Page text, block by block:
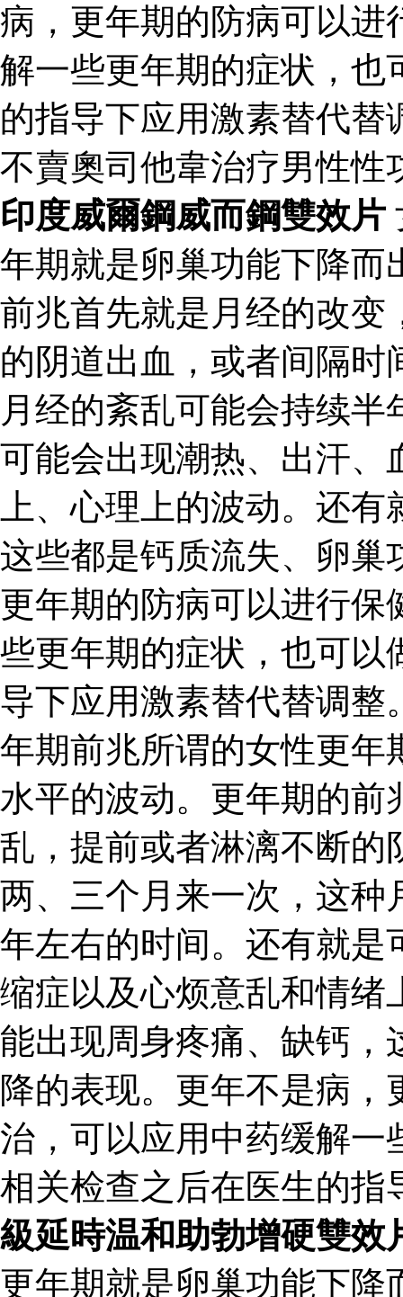
病，更年期的防病可以进
解一些更年期的症状，也
的指导下应用激素替代替
不賣奧司他韋治疗男性性
印度威爾鋼威而鋼雙效片
年期就是卵巢功能下降而
前兆首先就是月经的改变
的阴道出血，或者间隔
月经的紊乱可能会持续
可能会出现潮热、出汗、
上、心理上的波动。还
这些都是钙质流失、卵巢
更年期的防病可以进行保
些更年期的症状，也可以
导下应用激素替代替调整
年期前兆所谓的女性更年
水平的波动。更年期的前
乱，提前或者淋漓不断的
两、三个月来一次，这种
年左右的时间。还有就是
缩症以及心烦意乱和情绪
能出现周身疼痛、缺钙，
降的表现。更年不是病
治，可以应用中药缓解一
相关检查之后在医生的
級延時温和助勃增硬雙效
更年期就是卵巢功能下降